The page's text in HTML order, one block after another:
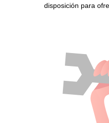
disposición para